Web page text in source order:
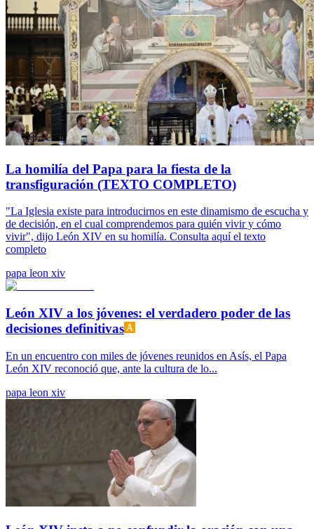
La homilía del Papa para la fiesta de la
transfiguración (TEXTO COMPLETO)
"La Iglesia existe para introducirnos en este dinamismo de escucha y
de decisión, en el cual comprendemos para quién vivir y cómo
vivir", dijo León XIV en su homilía. Consulta aquí el texto
completo
papa leon xiv
León XIV a los jóvenes: el verdadero poder de las
decisiones definitivas
En un encuentro con miles de jóvenes reunidos en Asís, el Papa
León XIV reconoció que, ante la cultura de lo...
papa leon xiv